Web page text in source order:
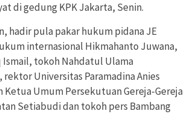
di gedung KPK Jakarta, Senin.
hadir pula pakar hukum pidana JE
internasional Hikmahanto Juwana,
Ismail, tokoh Nahdatul Ulama
rektor Universitas Paramadina Anies
Ketua Umum Persekutuan Gereja-Gereja
Setiabudi dan tokoh pers Bambang